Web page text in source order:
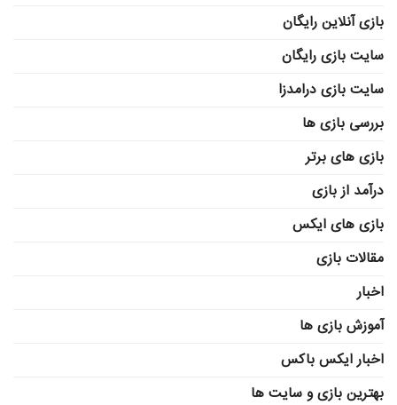
بازی آنلاین رایگان
سایت بازی رایگان
سایت بازی درامدزا
بررسی بازی ها
بازی های برتر
درآمد از بازی
بازی های ایکس
مقالات بازی
اخبار
آموزش بازی ها
اخبار ایکس باکس
بهترین بازی و سایت ها